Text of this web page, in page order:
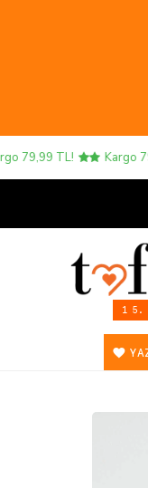
TL! Kargo
1 5.